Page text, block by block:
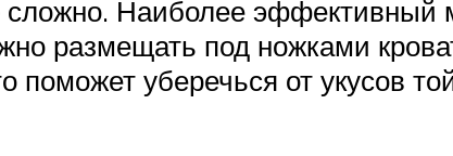
сложно. Наиболее
размещать под ножками
поможет уберечься от укусов